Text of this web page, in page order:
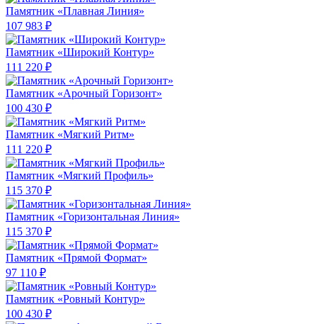
Памятник «Плавная Линия»
107 983 ₽
Памятник «Широкий Контур»
111 220 ₽
Памятник «Арочный Горизонт»
100 430 ₽
Памятник «Мягкий Ритм»
111 220 ₽
Памятник «Мягкий Профиль»
115 370 ₽
Памятник «Горизонтальная Линия»
115 370 ₽
Памятник «Прямой Формат»
97 110 ₽
Памятник «Ровный Контур»
100 430 ₽